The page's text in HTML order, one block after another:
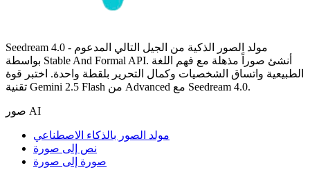
Seedream 4.0 - مولد الصور الذكية من الجيل التالي المدعوم
بواسطة Stable And Formal API. أنشئ صوراً مذهلة مع فهم اللغة
الطبيعية واتساق الشخصيات وكمال التحرير بلقطة واحدة. اختبر قوة
تقنية Gemini 2.5 Flash من Advanced مع Seedream 4.0.
صور AI
مولد الصور بالذكاء الاصطناعي
نص إلى صورة
صورة إلى صورة